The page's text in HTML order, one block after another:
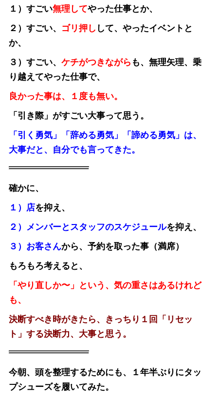
１）すごい無理してやった仕事とか、
２）すごい、 ゴリ押し して、やったイベントと
か、
３）すごい、 ケチがつきながら も、無理矢理、乗
り越えてやった仕事で、
良かった事は、１度も無い。
「引き際」がすごい大事って思う。
「引く勇気」「辞める勇気」「諦める勇気」は、
大事だと、自分でも言ってきた。
確かに、
１）店を抑え、
２）メンバーとスタッフのスケジュールを抑え、
３）お客さんから、予約を取った事（満席）
もろもろ考えると、
「やり直しか〜」という、気の重さはあるけれど
も、
決断すべき時がきたら、きっちり１回「リセッ
ト」する決断力、大事と思う。
今朝、頭を整理するためにも、１年半ぶりにタッ
プシューズを履いてみた。